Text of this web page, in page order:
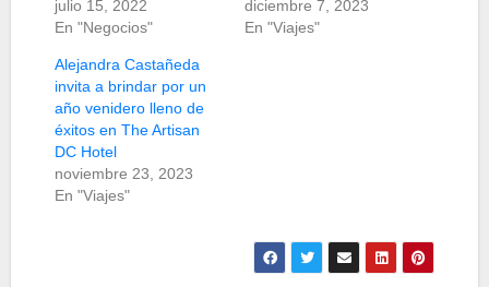
julio 15, 2022
En "Negocios"
diciembre 7, 2023
En "Viajes"
Alejandra Castañeda
invita a brindar por un
año venidero lleno de
éxitos en The Artisan
DC Hotel
noviembre 23, 2023
En "Viajes"